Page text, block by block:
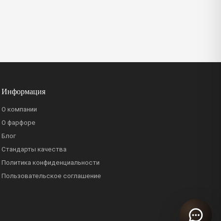
Информация
О компании
О фарфоре
Блог
Стандарты качества
Политика конфиденциальности
Пользовательское соглашение